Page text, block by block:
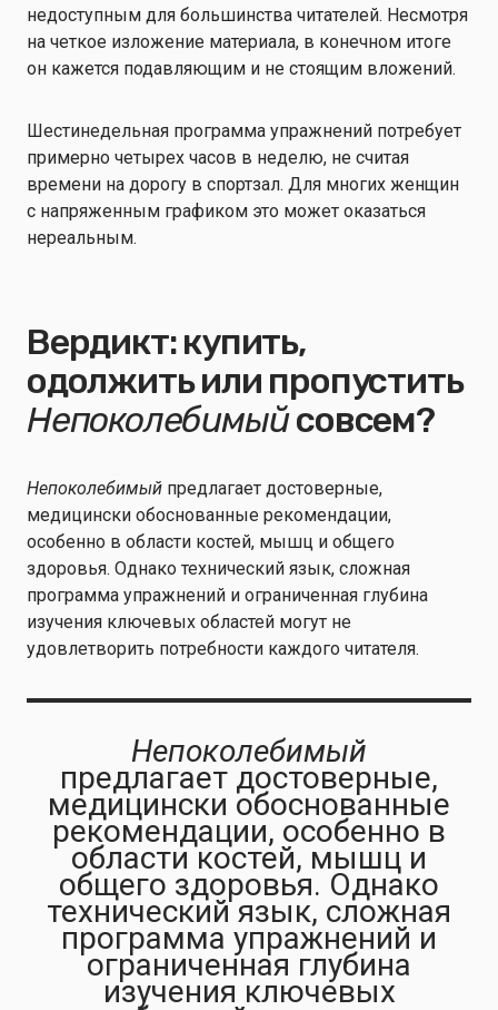
недоступным для большинства читателей. Несмотря
на четкое изложение материала, в конечном итоге
он кажется подавляющим и не стоящим вложений.
Шестинедельная программа упражнений потребует
примерно четырех часов в неделю, не считая
времени на дорогу в спортзал. Для многих женщин
с напряженным графиком это может оказаться
нереальным.
Вердикт: купить,
одолжить или пропустить
Непоколебимыйсовсем?
Непоколебимый предлагает достоверные,
медицински обоснованные рекомендации,
особенно в области костей, мышц и общего
здоровья. Однако технический язык, сложная
программа упражнений и ограниченная глубина
изучения ключевых областей могут не
удовлетворить потребности каждого читателя.
Непоколебимый
предлагает достоверные,
медицински обоснованные
рекомендации, особенно в
области костей, мышц и
общего здоровья. Однако
технический язык, сложная
программа упражнений и
ограниченная глубина
изучения ключевых